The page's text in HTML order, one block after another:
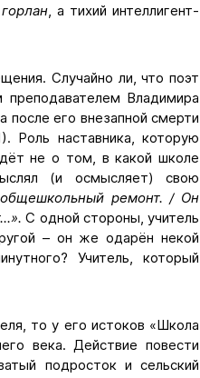
, а тихий интеллигент-
Случайно ли, что поэт
Владимира
после его внезапной смерти
Роль наставника, которую
не о том, в какой школе
(и осмысляет) свою
ремонт. / Он
С одной стороны, учитель
– он же одарён некой
Учитель, который
то у его истоков «Школа
века. Действие повести
подросток и сельский